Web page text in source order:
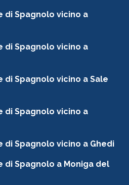
di Spagnolo vicino a
di Spagnolo vicino a
Spagnolo vicino a Sale
di Spagnolo vicino a
di Spagnolo vicino a Ghedi
di Spagnolo a Moniga del